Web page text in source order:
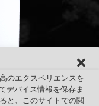
のエクスペリエンスを
デバイス情報を保存ま
と、このサイトでの閲